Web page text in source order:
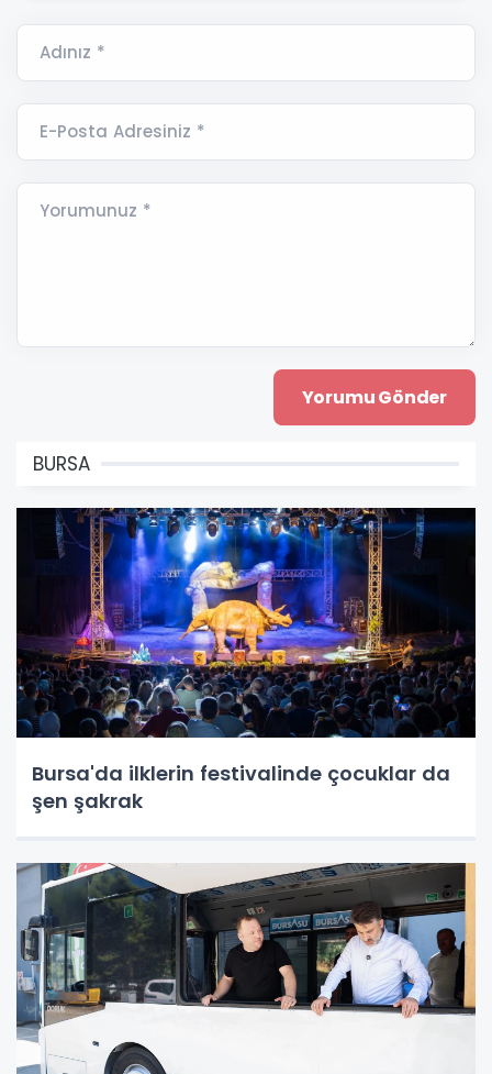
Adınız *
E-Posta Adresiniz *
Yorumunuz *
BURSA
Bursa'da ilklerin festivalinde çocuklar da
şen şakrak